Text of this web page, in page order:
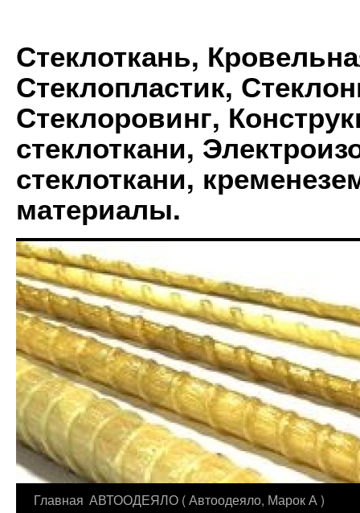
Стеклоткань,
Стеклопластик,
Стеклоровинг,
стеклоткани,
стеклоткани,
материалы.
Перейти
Главная АВТООДЕЯЛО ( Автоодеяло, Марок А )